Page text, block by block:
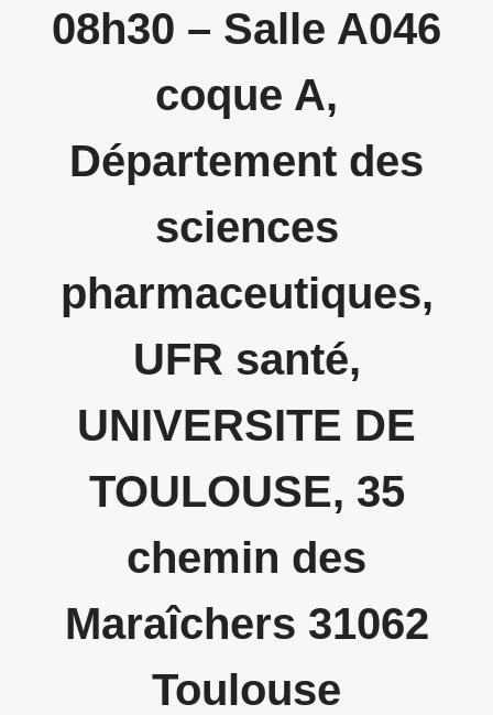
08h30 – Salle A046
coque A,
Département des
sciences
pharmaceutiques,
UFR santé,
UNIVERSITE DE
TOULOUSE, 35
chemin des
Maraîchers 31062
Toulouse